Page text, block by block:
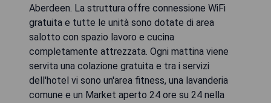
Aberdeen. La struttura offre connessione WiFi
gratuita e tutte le unità sono dotate di area
salotto con spazio lavoro e cucina
completamente attrezzata. Ogni mattina viene
servita una colazione gratuita e tra i servizi
dell'hotel vi sono un'area fitness, una lavanderia
comune e un Market aperto 24 ore su 24 nella